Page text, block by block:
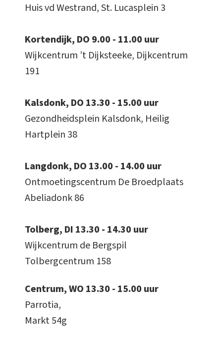
Huis vd Westrand, St. Lucasplein 3
Kortendijk, DO 9.00 - 11.00 uur
Wijkcentrum ’t Dijksteeke, Dijkcentrum
191
Kalsdonk, DO 13.30 - 15.00 uur
Gezondheidsplein Kalsdonk, Heilig
Hartplein 38
Langdonk, DO 13.00 - 14.00 uur
Ontmoetingscentrum De Broedplaats
Abeliadonk 86
Tolberg, DI 13.30 - 14.30 uur
Wijkcentrum de Bergspil
Tolbergcentrum 158
Centrum, WO 13.30 - 15.00 uur
Parrotia,
Markt 54g